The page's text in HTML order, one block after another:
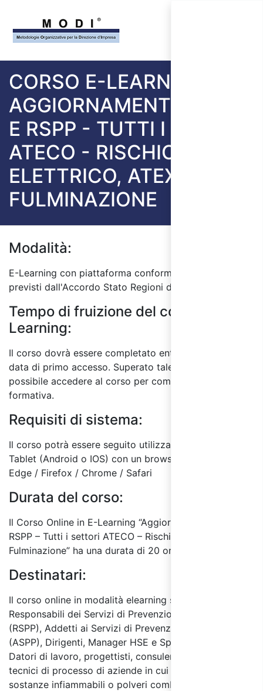
CORSO E-LEARNING
AGGIORNAMENTO ASPP
E RSPP - TUTTI I SETTORI
ATECO - RISCHIO
ELETTRICO, ATEX E
FULMINAZIONE
Modalità:
E-Learning con piattaforma conforme ai requisiti
previsti dall'Accordo Stato Regioni del 17/4/2025.
Tempo di fruizione del corso E-
Learning:
Il corso dovrà essere completato entro 60 giorni dalla
data di primo accesso. Superato tale termine, non sarà
possibile accedere al corso per completare l'attività
formativa.
Requisiti di sistema:
Il corso potrà essere seguito utilizzando un PC o
Tablet (Android o IOS) con un browser a scelta tra:
Edge / Firefox / Chrome / Safari
Durata del corso:
Il Corso Online in E-Learning “Aggiornamento ASPP e
RSPP – Tutti i settori ATECO – Rischio Elettrico, Atex e
Fulminazione” ha una durata di 20 ore.
Destinatari:
Il corso online in modalità elearning si rivolge ai
Responsabili dei Servizi di Prevenzione e Protezione
(RSPP), Addetti ai Servizi di Prevenzione e Protezione
(ASPP), Dirigenti, Manager HSE e Specialista HSE,
Datori di lavoro, progettisti, consulenti, installatori,
tecnici di processo di aziende in cui vengono utilizzate
sostanze infiammabili o polveri combustibili, personale